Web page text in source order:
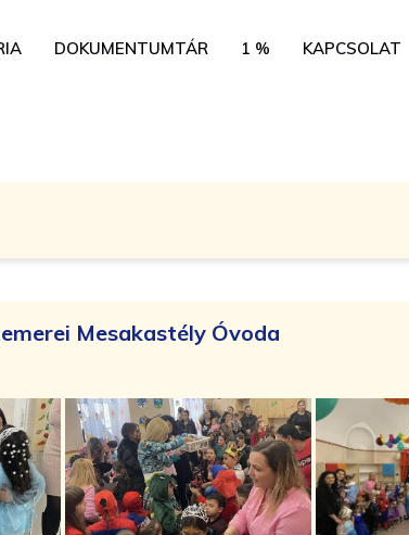
DOKUMENTUMTÁR 1 % KAPCSOLAT
Mesakastély Óvoda